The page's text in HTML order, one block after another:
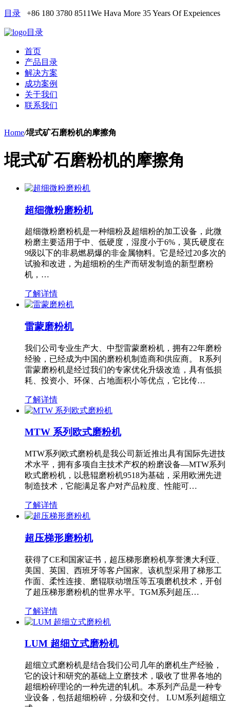
目录 +86 180 3780 8511We Hava More 35 Years Of Expeiences
目录
首页
产品目录
解决方案
成功案例
关于我们
联系我们
Home/堒式矿石磨粉机的摩擦角
堒式矿石磨粉机的摩擦角
超细微粉磨粉机
超细微粉磨粉机是一种细粉及超细粉的加工设备，此微
粉磨主要适用于中、低硬度，湿度小于6%，莫氏硬度在
9级以下的非易燃易爆的非金属物料。它是经过20多次的
试验和改进，为超细粉的生产而研发制造的新型磨粉
机，…
了解详情
雷蒙磨粉机
我们公司专业生产大、中型雷蒙磨粉机，拥有22年磨粉
经验，已经成为中国的磨粉机制造商和供应商。 R系列
雷蒙磨粉机是经过我们的专家优化升级改造，具有低损
耗、投资小、环保、占地面积小等优点，它比传…
了解详情
MTW 系列欧式磨粉机
MTW系列欧式磨粉机是我公司新近推出具有国际先进技
术水平，拥有多项自主技术产权的粉磨设备—MTW系列
欧式磨粉机，以悬辊磨粉机9518为基础，采用欧洲先进
制造技术，它能满足客户对产品粒度、性能可…
了解详情
超压梯形磨粉机
获得了CE和国家证书，超压梯形磨粉机享誉澳大利亚、
美国、英国、西班牙等客户国家。该机型采用了梯形工
作面、柔性连接、磨辊联动增压等五项磨机技术，开创
了超压梯形磨粉机的世界水平。TGM系列超压…
了解详情
LUM 超细立式磨粉机
超细立式磨粉机是结合我们公司几年的磨机生产经验，
它的设计和研究的基础上立磨技术，吸收了世界各地的
超细粉碎理论的一种先进的轧机。本系列产品是一种专
业设备，包括超细粉碎，分级和交付。 LUM系列超细立